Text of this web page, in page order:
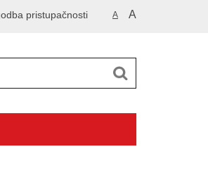
A A
pristupačnosti